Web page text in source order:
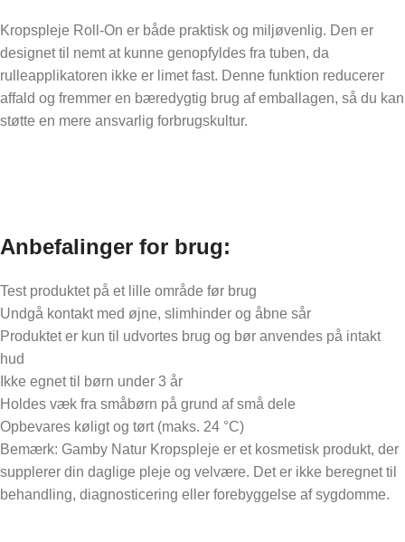
Kropspleje Roll-On er både praktisk og miljøvenlig. Den er
designet til nemt at kunne genopfyldes fra tuben, da
rulleapplikatoren ikke er limet fast. Denne funktion reducerer
affald og fremmer en bæredygtig brug af emballagen, så du kan
støtte en mere ansvarlig forbrugskultur.
Anbefalinger for brug:
Test produktet på et lille område før brug
Undgå kontakt med øjne, slimhinder og åbne sår
Produktet er kun til udvortes brug og bør anvendes på intakt
hud
Ikke egnet til børn under 3 år
Holdes væk fra småbørn på grund af små dele
Opbevares køligt og tørt (maks. 24 °C)
Bemærk: Gamby Natur Kropspleje er et kosmetisk produkt, der
supplerer din daglige pleje og velvære. Det er ikke beregnet til
behandling, diagnosticering eller forebyggelse af sygdomme.